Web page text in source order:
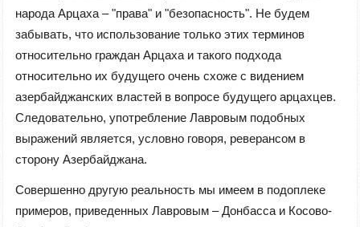
народа Арцаха –"права" и "безопасность". Не будем
забывать, что использование только этих терминов
относительно граждан Арцаха и такого подхода
относительно их будущего очень схоже с видением
азербайджанских властей в вопросе будущего арцахцев.
Следовательно, употребление Лавровым подобных
выражений является, условно говоря, реверансом в
сторону Азербайджана.
Совершенно другую реальность мы имеем в подоплеке
примеров, приведенных Лавровым – Донбасса и Косово-